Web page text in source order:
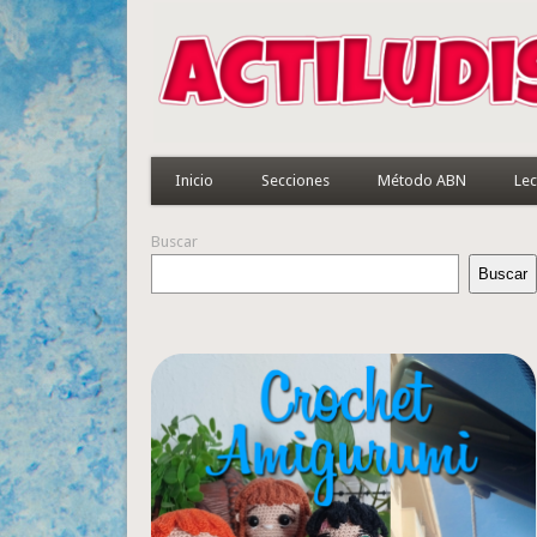
Inicio Secciones Método ABN
Buscar
Buscar